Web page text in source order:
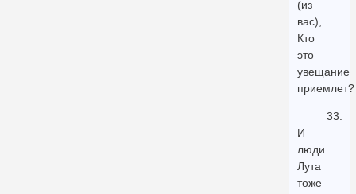
(из
вас),
Кто
это
увещание
приемлет?
33.
И
люди
Лута
тоже